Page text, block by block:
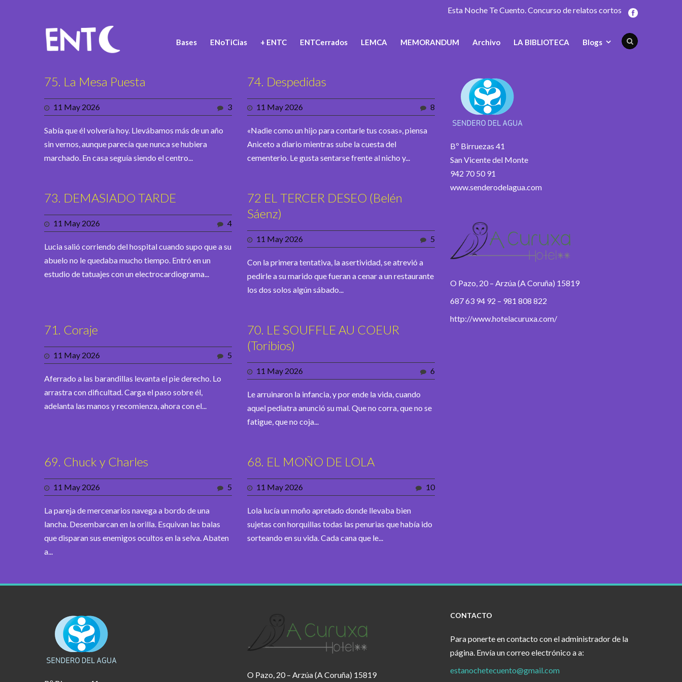
Esta Noche Te Cuento. Concurso de relatos cortos
Bases ENoTiCias + ENTC ENTCerrados LEMCA MEMORANDUM Archivo LA BIBLIOTECA Blogs
75. La Mesa Puesta
11 May 2026 3
Sabía que él volvería hoy. Llevábamos más de un año
sin vernos, aunque parecía que nunca se hubiera
marchado. En casa seguía siendo el centro...
74. Despedidas
11 May 2026 8
«Nadie como un hijo para contarle tus cosas», piensa
Aniceto a diario mientras sube la cuesta del
cementerio. Le gusta sentarse frente al nicho y...
73. DEMASIADO TARDE
11 May 2026 4
Lucia salió corriendo del hospital cuando supo que a su
abuelo no le quedaba mucho tiempo. Entró en un
estudio de tatuajes con un electrocardiograma...
72 EL TERCER DESEO (Belén
Sáenz)
11 May 2026 5
Con la primera tentativa, la asertividad, se atrevió a
pedirle a su marido que fueran a cenar a un restaurante
los dos solos algún sábado...
71. Coraje
11 May 2026 5
Aferrado a las barandillas levanta el pie derecho. Lo
arrastra con dificultad. Carga el paso sobre él,
adelanta las manos y recomienza, ahora con el...
70. LE SOUFFLE AU COEUR
(Toribios)
11 May 2026 6
Le arruinaron la infancia, y por ende la vida, cuando
aquel pediatra anunció su mal. Que no corra, que no se
fatigue, que no coja...
69. Chuck y Charles
11 May 2026 5
La pareja de mercenarios navega a bordo de una
lancha. Desembarcan en la orilla. Esquivan las balas
que disparan sus enemigos ocultos en la selva. Abaten
a...
68. EL MOÑO DE LOLA
11 May 2026 10
Lola lucía un moño apretado donde llevaba bien
sujetas con horquillas todas las penurias que había ido
sorteando en su vida. Cada cana que le...
Bº Birruezas 41
San Vicente del Monte
942 70 50 91
www.senderodelagua.com
O Pazo, 20 – Arzúa (A Coruña) 15819
687 63 94 92 – 981 808 822
http://www.hotelacuruxa.com/
O Pazo, 20 – Arzúa (A Coruña) 15819
CONTACTO
Para ponerte en contacto con el administrador de la
página. Envía un correo electrónico a a:
estanochetecuento@gmail.com